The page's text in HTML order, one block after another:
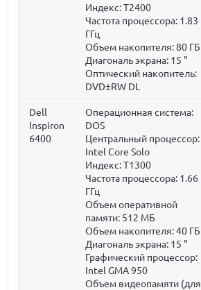
Индекс: T2400
Частота процессора: 1.83
ГГц
Объем накопителя:80 ГБ
Диагональ экрана: 15 "
Оптический накопитель:
DVD±RW DL
Dell
Inspiron
6400
Операционная система:
DOS
Центральный процессор:
Intel Core Solo
Индекс: T1300
Частота процессора: 1.66
ГГц
Объем оперативной
памяти: 512 МБ
Объем накопителя:40 ГБ
Диагональ экрана: 15 "
Графический процессор:
Intel GMA 950
Объем видеопамяти (для